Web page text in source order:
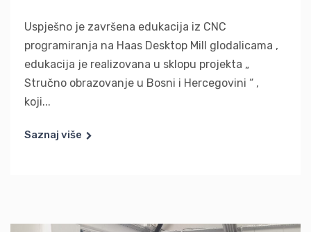
Uspješno je završena edukacija iz CNC
programiranja na Haas Desktop Mill glodalicama ,
edukacija je realizovana u sklopu projekta „
Stručno obrazovanje u Bosni i Hercegovini “ ,
koji...
Saznaj više